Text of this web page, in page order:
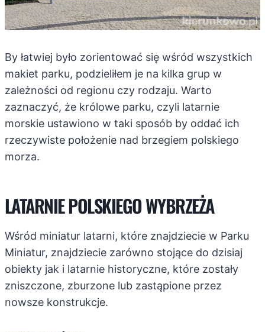
By łatwiej było zorientować się wśród wszystkich
makiet parku, podzieliłem je na kilka grup w
zależności od regionu czy rodzaju. Warto
zaznaczyć, że królowe parku, czyli latarnie
morskie ustawiono w taki sposób by oddać ich
rzeczywiste położenie nad brzegiem polskiego
morza.
LATARNIE POLSKIEGO WYBRZEŻA
Wśród miniatur latarni, które znajdziecie w Parku
Miniatur, znajdziecie zarówno stojące do dzisiaj
obiekty jak i latarnie historyczne, które zostały
zniszczone, zburzone lub zastąpione przez
nowsze konstrukcje.